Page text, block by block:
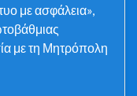
με ασφάλεια»,
με τη Μητρόπολη